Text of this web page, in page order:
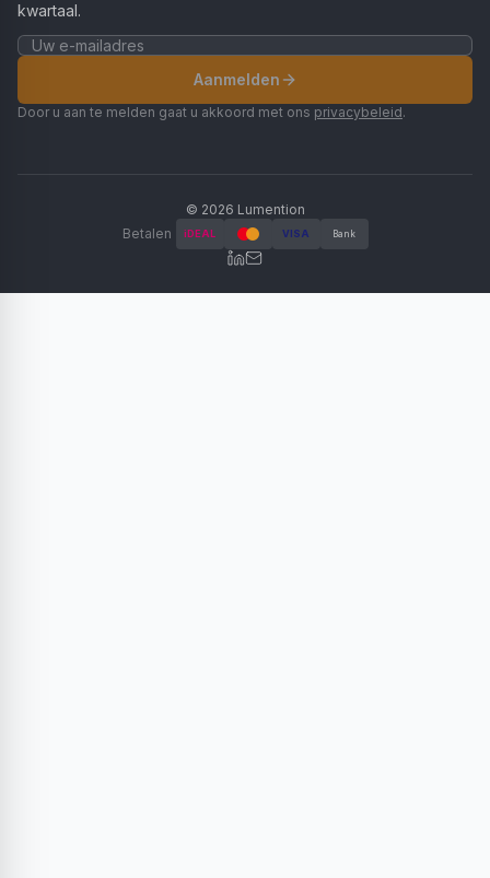
kwartaal.
Aanmelden
Door u aan te melden gaat u akkoord met ons privacybeleid.
© 2026 Lumention
Betalen
iDEAL VISA Bank